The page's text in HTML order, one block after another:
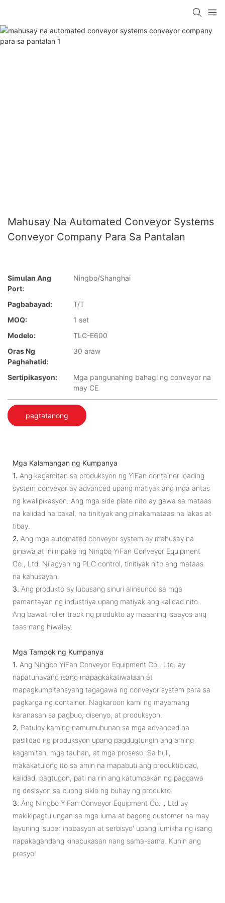
Mahusay Na Automated Conveyor Systems
Conveyor Company Para Sa Pantalan
Simulan Ang
Port:
Ningbo/Shanghai
Pagbabayad:
T/T
MOQ:
1 set
Modelo:
TLC-E600
Oras Ng
Paghahatid:
30 araw
Sertipikasyon:
Mga pangunahing bahagi ng conveyor na
may CE
pagtatanong
Mga Kalamangan ng Kumpanya
1. Ang kagamitan sa produksyon ng YiFan container loading
system conveyor ay advanced upang matiyak ang mga antas
ng kwalipikasyon. Ang mga side plate nito ay gawa sa mataas
na kalidad na bakal, na tinitiyak ang pinakamataas na lakas at
tibay.
2. Ang mga automated conveyor system ay mahusay na
ginawa at iniimpake ng Ningbo YiFan Conveyor Equipment
Co., Ltd. Nilagyan ng PLC control, tinitiyak nito ang mataas
na kahusayan.
3. Ang produkto ay lubusang sinuri alinsunod sa mga
pamantayan ng industriya upang matiyak ang kalidad nito.
Ang bawat roller track ng produkto ay maaaring isaayos ang
taas nang hiwalay.
Mga Tampok ng Kumpanya
1. Ang Ningbo YiFan Conveyor Equipment Co., Ltd. ay
napatunayang isang mapagkakatiwalaan at
mapagkumpitensyang tagagawa ng conveyor system para sa
pagkarga ng container. Nagkaroon kami ng mayamang
karanasan sa pagbuo, disenyo, at produksyon.
2. Patuloy kaming namumuhunan sa mga advanced na
pasilidad ng produksyon upang pagdugtungin ang aming
kagamitan, mga tauhan, at mga proseso. Sa huli,
makakatulong ito sa amin na mapabuti ang produktibidad,
kalidad, pagtugon, pati na rin ang katumpakan ng paggawa
ng desisyon sa buong siklo ng buhay ng produkto.
3. Ang Ningbo YiFan Conveyor Equipment Co.，Ltd ay
makikipagtulungan sa mga luma at bagong customer na may
layuning 'super inobasyon at serbisyo' upang lumikha ng isang
napakagandang kinabukasan nang sama-sama. Kunin ang
presyo!